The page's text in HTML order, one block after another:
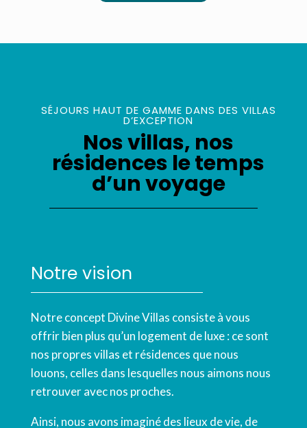
SÉJOURS HAUT DE GAMME DANS DES VILLAS
D’EXCEPTION
Nos villas, nos
résidences le temps
d’un voyage
Notre vision
Notre concept Divine Villas consiste à vous
offrir bien plus qu’un logement de luxe : ce sont
nos propres villas et résidences que nous
louons, celles dans lesquelles nous aimons nous
retrouver avec nos proches.
Ainsi, nous avons imaginé des lieux de vie, de